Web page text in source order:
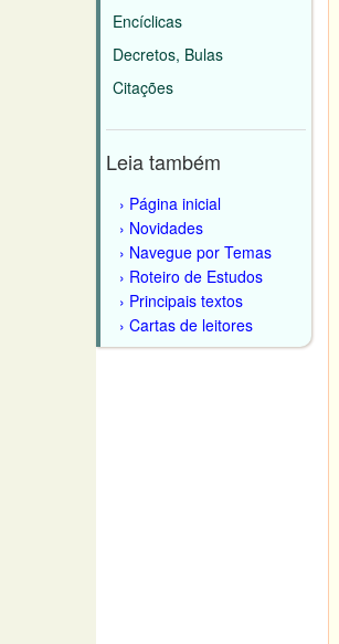
Encíclicas
Decretos, Bulas
Citações
Leia também
Página inicial
Novidades
Navegue por Temas
Roteiro de Estudos
Principais textos
Cartas de leitores